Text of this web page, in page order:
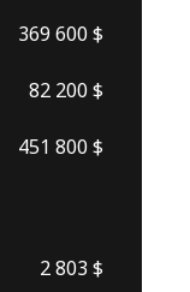
369 600 $
82 200 $
451 800 $
2 803 $